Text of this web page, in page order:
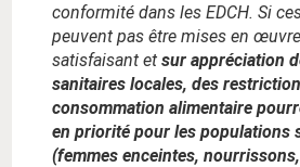
conformité dans les EDCH. Si
peuvent pas être mises en
satisfaisant et sur appréciation
sanitaires locales, des
consommation alimentaire
en priorité pour les populations
(femmes enceintes,